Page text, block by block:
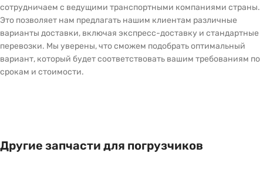
сотрудничаем с ведущими транспортными компаниями страны.
Это позволяет нам предлагать нашим клиентам различные
варианты доставки, включая экспресс-доставку и стандартные
перевозки. Мы уверены, что сможем подобрать оптимальный
вариант, который будет соответствовать вашим требованиям по
срокам и стоимости.
Другие запчасти для погрузчиков